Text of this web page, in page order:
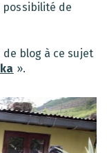
possibilité de
blog à ce sujet
».